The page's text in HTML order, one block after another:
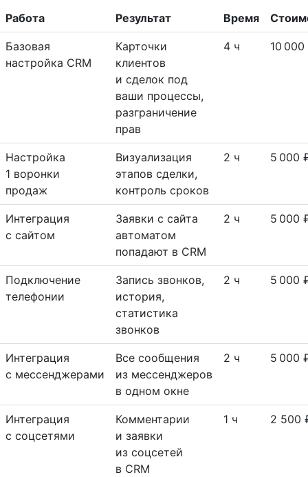
Работа Результат Время
Базовая
настройка CRM
Карточки
клиентов
и сделок под
ваши процессы,
разграничение
прав
4 ч 10
Настройка
1 воронки
продаж
Визуализация
этапов сделки,
контроль сроков
2 ч 5 000
Интеграция
с сайтом
Заявки с сайта
автоматом
попадают в CRM
2 ч 5 000
Подключение
телефонии
Запись звонков,
история,
статистика
звонков
2 ч 5 000
Интеграция
с мессенджерами
Все сообщения
из мессенджеров
в одном окне
2 ч 5 000
Интеграция
с соцсетями
Комментарии
и заявки
из соцсетей
в CRM
1 ч 2 500